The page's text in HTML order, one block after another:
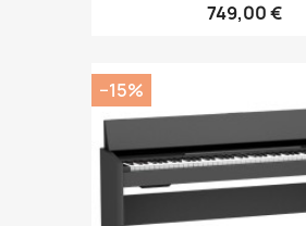
749,00 €
−15%